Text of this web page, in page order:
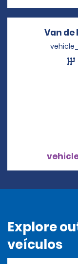
Van de
Explore
veículos